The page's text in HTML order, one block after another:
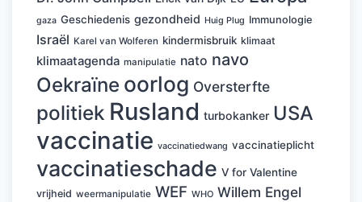
gaza Geschiedenis gezondheid Huig Plug Immunologie
Israël Karel van Wolferen kindermisbruik klimaat
klimaatagenda manipulatie nato navo
Oekraïne oorlog Oversterfte
politiek Rusland turbokanker USA
vaccinatie vaccinatiedwang vaccinatieplicht
vaccinatieschade V for Valentine
vrijheid weermanipulatie WEF WHO Willem Engel